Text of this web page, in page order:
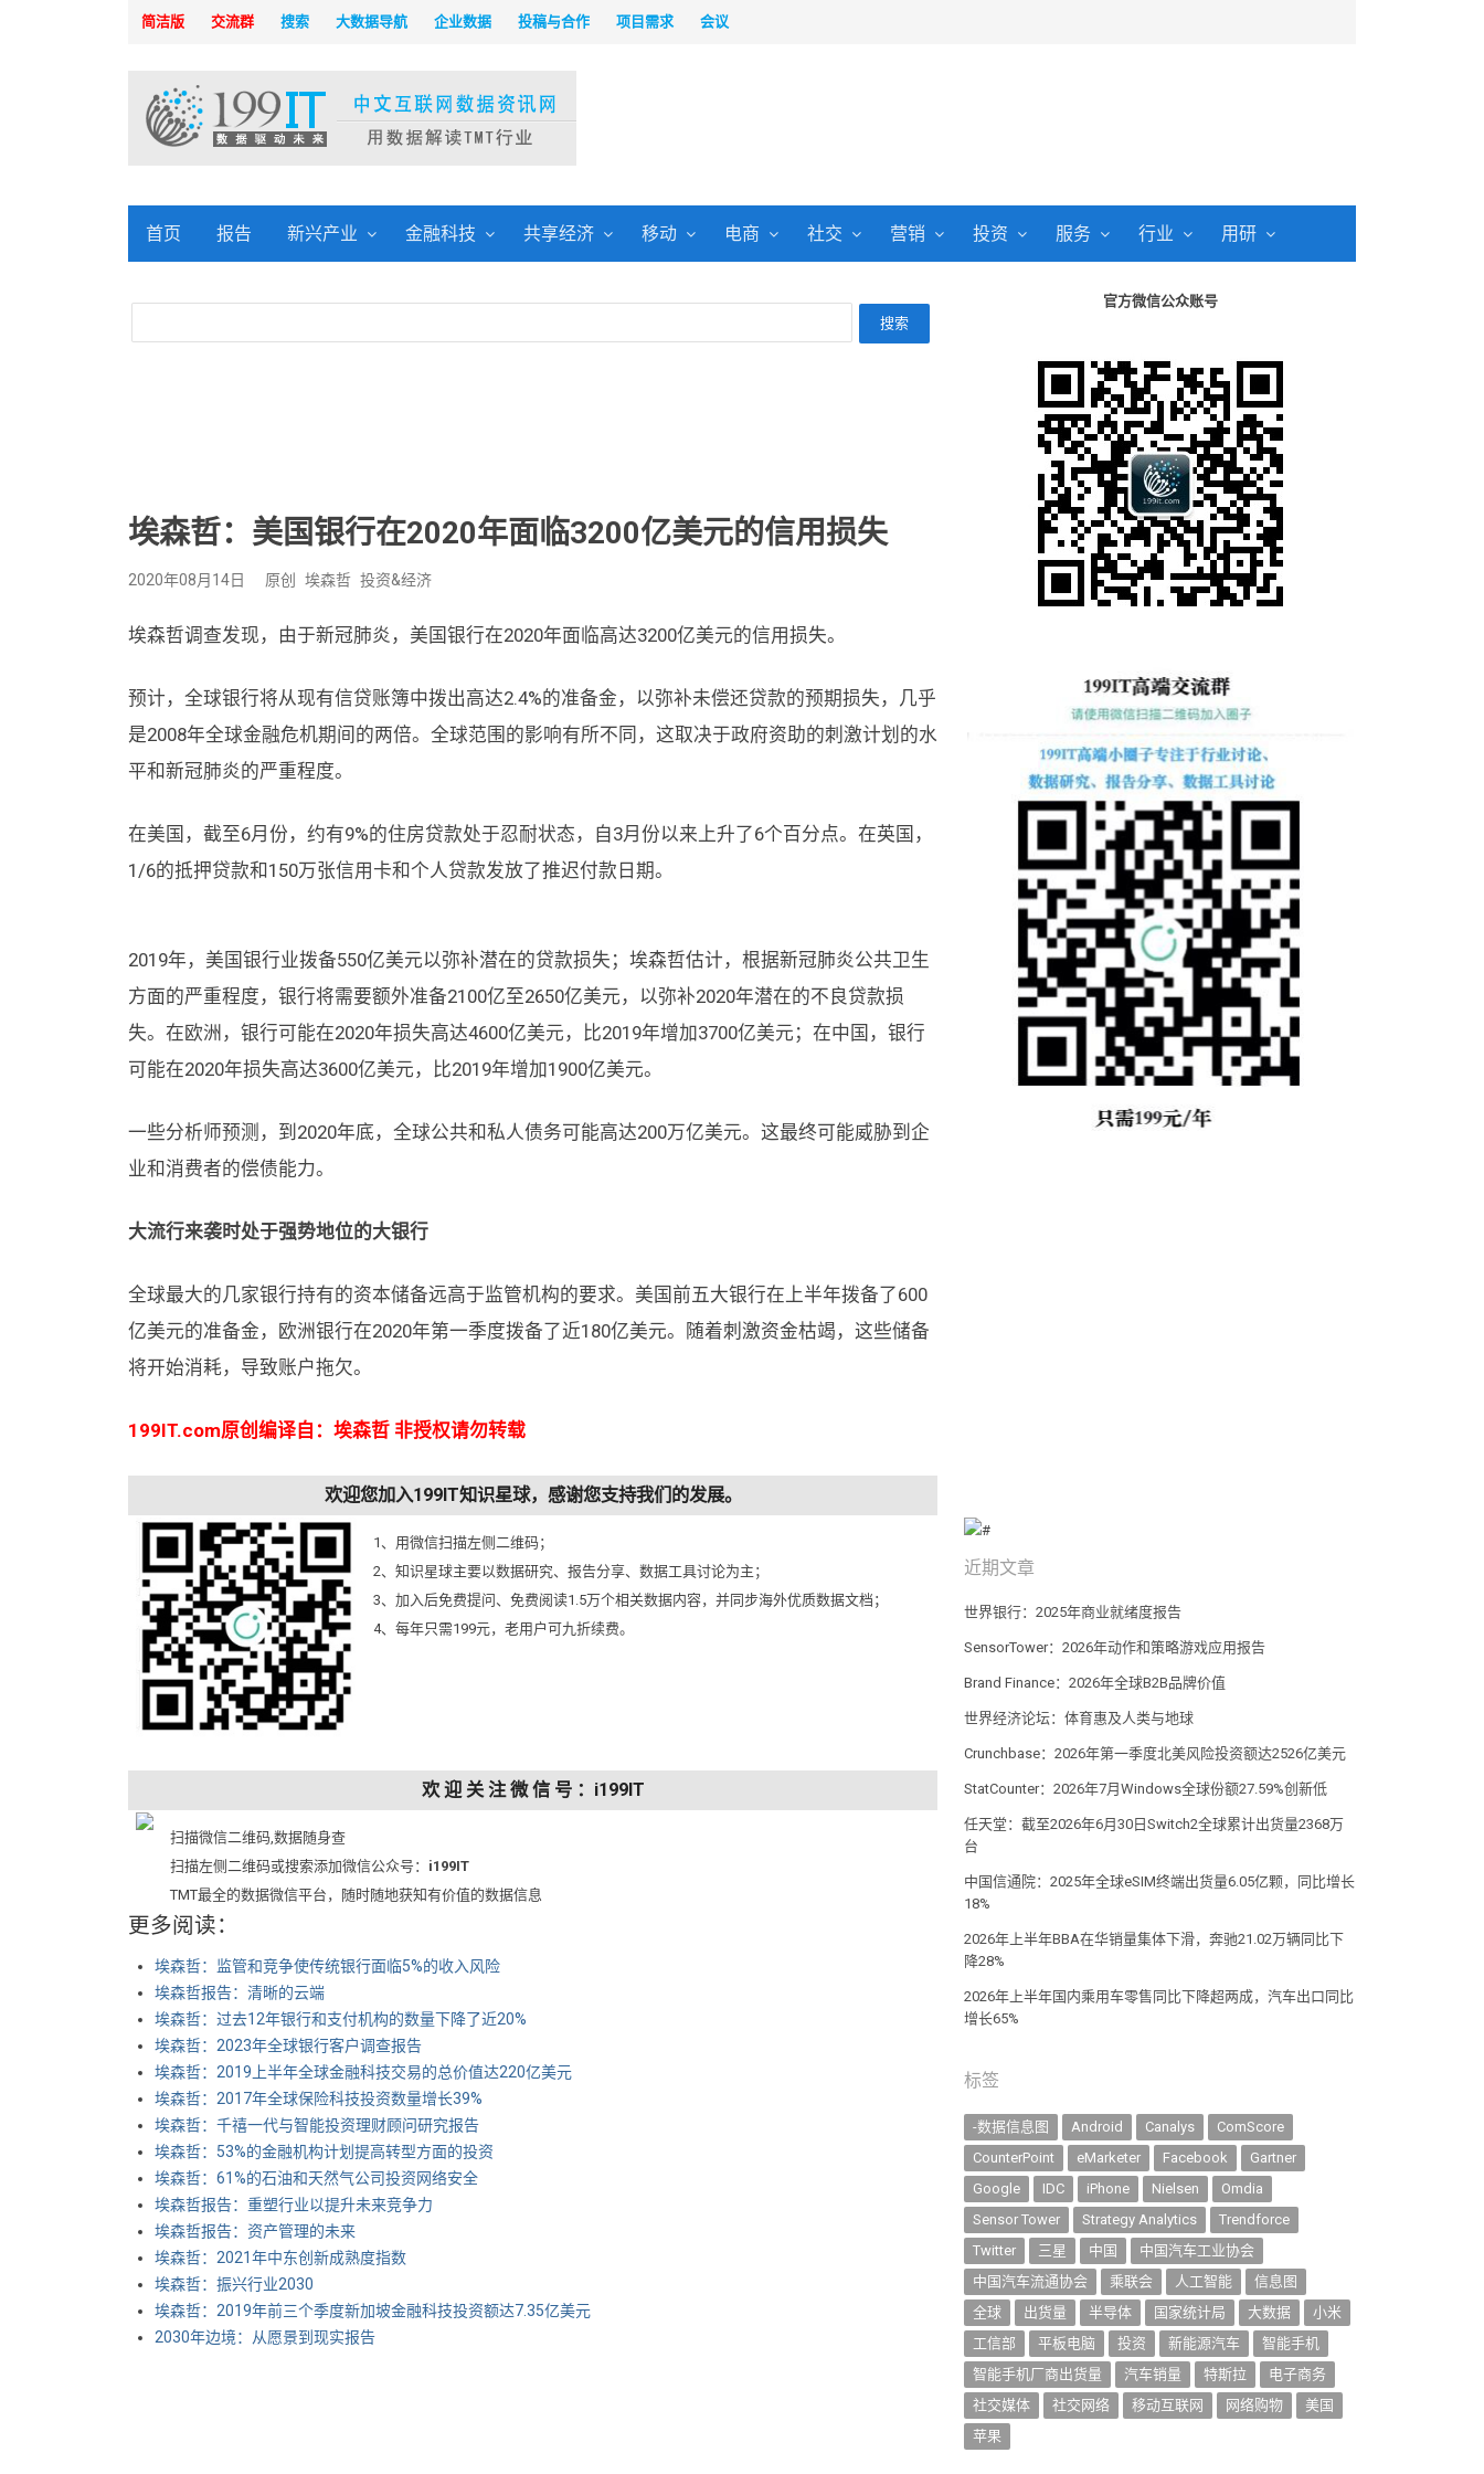
简洁版 交流群 搜索 大数据导航 企业数据 投稿与合作 项目需求 会议
首页 报告 新兴产业 金融科技 共享经济 移动 电商 社交 营销 投资 服务 行业 用研
埃森哲：美国银行在2020年面临3200亿美元的信用损失
2020年08月14日 原创 埃森哲 投资&经济
埃森哲调查发现，由于新冠肺炎，美国银行在2020年面临高达3200亿美元的信用损失。
预计，全球银行将从现有信贷账簿中拨出高达2.4%的准备金，以弥补未偿还贷款的预期损失，几乎
是2008年全球金融危机期间的两倍。全球范围的影响有所不同，这取决于政府资助的刺激计划的水
平和新冠肺炎的严重程度。
在美国，截至6月份，约有9%的住房贷款处于忍耐状态，自3月份以来上升了6个百分点。在英国，
1/6的抵押贷款和150万张信用卡和个人贷款发放了推迟付款日期。
2019年，美国银行业拨备550亿美元以弥补潜在的贷款损失；埃森哲估计，根据新冠肺炎公共卫生
方面的严重程度，银行将需要额外准备2100亿至2650亿美元，以弥补2020年潜在的不良贷款损
失。在欧洲，银行可能在2020年损失高达4600亿美元，比2019年增加3700亿美元；在中国，银行
可能在2020年损失高达3600亿美元，比2019年增加1900亿美元。
一些分析师预测，到2020年底，全球公共和私人债务可能高达200万亿美元。这最终可能威胁到企
业和消费者的偿债能力。
大流行来袭时处于强势地位的大银行
全球最大的几家银行持有的资本储备远高于监管机构的要求。美国前五大银行在上半年拨备了600
亿美元的准备金，欧洲银行在2020年第一季度拨备了近180亿美元。随着刺激资金枯竭，这些储备
将开始消耗，导致账户拖欠。
199IT.com原创编译自：埃森哲 非授权请勿转载
欢迎您加入199IT知识星球，感谢您支持我们的发展。
1、用微信扫描左侧二维码；
2、知识星球主要以数据研究、报告分享、数据工具讨论为主；
3、加入后免费提问、免费阅读1.5万个相关数据内容，并同步海外优质数据文档；
4、每年只需199元，老用户可九折续费。
欢 迎 关 注 微 信 号 ：i199IT
扫描微信二维码,数据随身查
扫描左侧二维码或搜索添加微信公众号： i199IT
TMT最全的数据微信平台，随时随地获知有价值的数据信息
更多阅读：
埃森哲：监管和竞争使传统银行面临5%的收入风险
埃森哲报告：清晰的云端
埃森哲：过去12年银行和支付机构的数量下降了近20%
埃森哲：2023年全球银行客户调查报告
埃森哲：2019上半年全球金融科技交易的总价值达220亿美元
埃森哲：2017年全球保险科技投资数量增长39%
埃森哲：千禧一代与智能投资理财顾问研究报告
埃森哲：53%的金融机构计划提高转型方面的投资
埃森哲：61%的石油和天然气公司投资网络安全
埃森哲报告：重塑行业以提升未来竞争力
埃森哲报告：资产管理的未来
埃森哲：2021年中东创新成熟度指数
埃森哲：振兴行业2030
埃森哲：2019年前三个季度新加坡金融科技投资额达7.35亿美元
2030年边境：从愿景到现实报告
官方微信公众账号
近期文章
世界银行：2025年商业就绪度报告
SensorTower：2026年动作和策略游戏应用报告
Brand Finance：2026年全球B2B品牌价值
世界经济论坛：体育惠及人类与地球
Crunchbase：2026年第一季度北美风险投资额达2526亿美元
StatCounter：2026年7月Windows全球份额27.59%创新低
任天堂：截至2026年6月30日Switch2全球累计出货量2368万
台
中国信通院：2025年全球eSIM终端出货量6.05亿颗，同比增长
18%
2026年上半年BBA在华销量集体下滑，奔驰21.02万辆同比下
降28%
2026年上半年国内乘用车零售同比下降超两成，汽车出口同比
增长65%
标签
-数据信息图 Android Canalys
ComScore
CounterPoint
eMarketer Facebook
Gartner
Google
IDC iPhone Nielsen
Omdia
Sensor Tower
Strategy Analytics
Trendforce
Twitter
三星 中国
中国汽车工业协会
中国汽车流通协会
乘联会 人工智能
信息图
全球
出货量 半导体 国家统计局 大数据
小米
工信部
平板电脑 投资 新能源汽车
智能手机
智能手机厂商出货量
汽车销量 特斯拉
电子商务
社交媒体
社交网络 移动互联网 网络购物
美国
苹果